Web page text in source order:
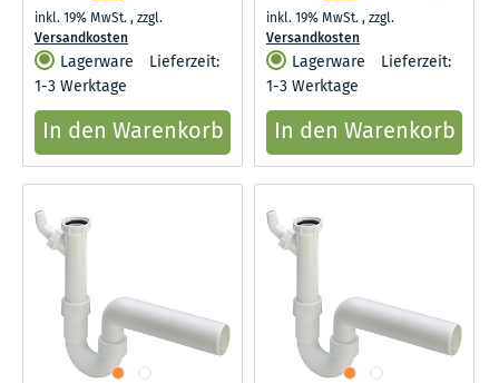
inkl. 19% MwSt.,zzgl.
Versandkosten
Lagerware
Lieferzeit:
1-3 Werktage
In den Warenkorb
inkl. 19% MwSt.,zzgl.
Versandkosten
Lagerware
Lieferzeit:
1-3 Werktage
In den Warenkorb